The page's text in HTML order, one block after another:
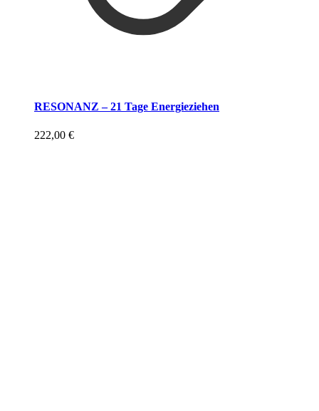
RESONANZ – 21 Tage Energieziehen
222,00 €